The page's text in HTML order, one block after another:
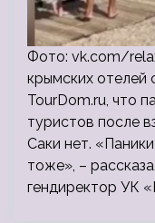
Фото: vk.com/
крымских
TourDom.ru, что
туристов после
Саки нет.
тоже», –
гендиректор УК